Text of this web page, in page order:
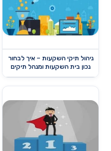
ניהול תיקי השקעות – איך לבחור
נכון בית השקעות ומנהל תיקים